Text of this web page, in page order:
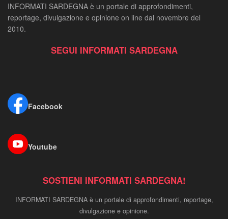
INFORMATI SARDEGNA è un portale di approfondimenti,
reportage, divulgazione e opinione on line dal novembre del
2010.
SEGUI INFORMATI SARDEGNA
Facebook
Youtube
SOSTIENI INFORMATI SARDEGNA!
INFORMATI SARDEGNA è un portale di approfondimenti, reportage,
divulgazione e opinione.